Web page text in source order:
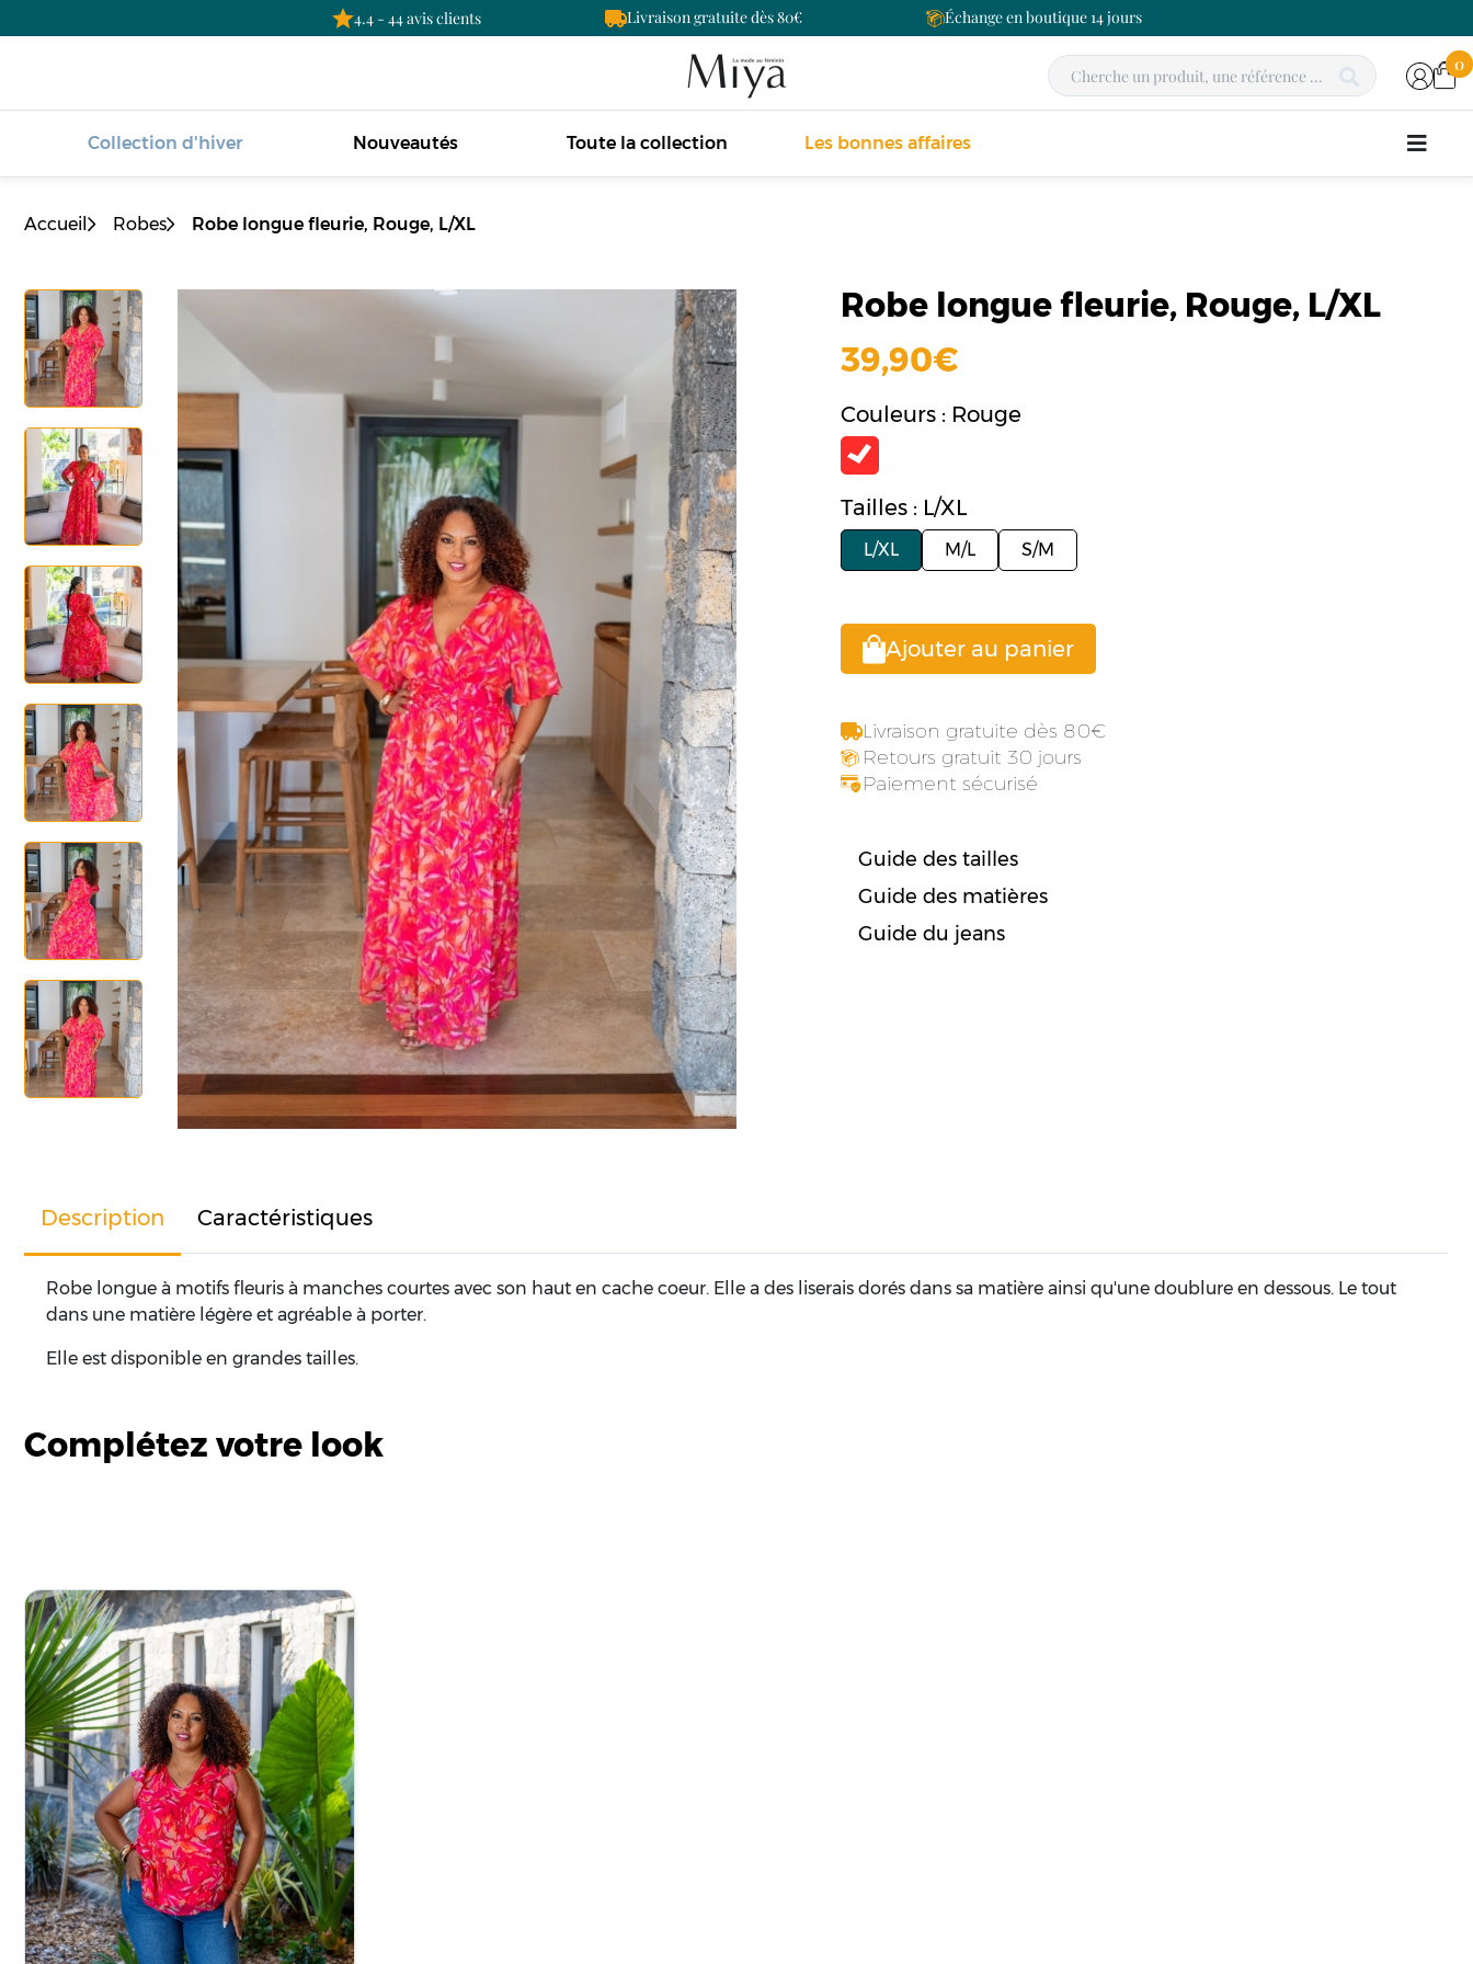
4.4 - 44 avis clients Livraison gratuite dès 80 Échange en boutique 14 jours
0
Collection d'hiver Nouveautés Toute la collection Les bonnes affaires
Accueil Robes Robe longue fleurie, Rouge, L/XL
Robe longue fleurie, Rouge, L/XL
39,90
Couleurs : Rouge
Tailles : L/XL
L/XL M/L S/M
Ajouter au panier
Livraison gratuite dès 80
Retours gratuit 30 jours
Paiement sécurisé
Guide des tailles
Guide des matières
Guide du jeans
Description Caractéristiques
Robe longue à motifs fleuris à manches courtes avec son haut en cache coeur. Elle a des liserais dorés dans sa matière ainsi qu'une doublure en dessous. Le tout
dans une matière légère et agréable à porter.
Elle est disponible en grandes tailles.
Complétez votre look